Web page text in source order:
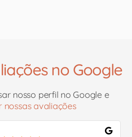
no Google
nosso perfil no Google e
nossas avaliações